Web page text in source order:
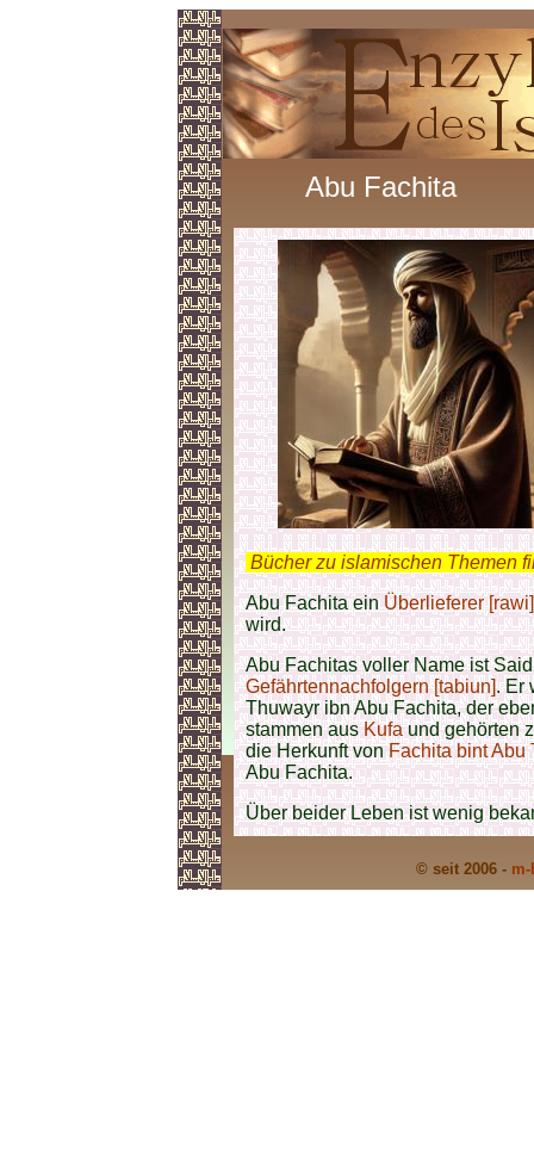
Abu Fachita
Bücher zu islamischen Themen
Abu Fachita einÜberlieferer [rawi]
wird.
Abu Fachitas voller Name ist
Gefährtennachfolgern [tabiun]. Er
Thuwayr ibn Abu Fachita, der
stammen ausKufaund gehörten
die Herkunft vonFachita bint Abu
Abu Fachita.
Über beider Leben ist wenig
© seit 2006 -